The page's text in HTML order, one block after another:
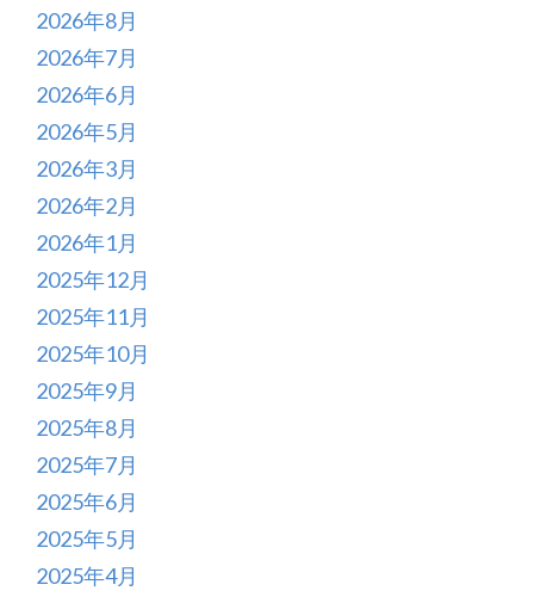
2026年8月
2026年7月
2026年6月
2026年5月
2026年3月
2026年2月
2026年1月
2025年12月
2025年11月
2025年10月
2025年9月
2025年8月
2025年7月
2025年6月
2025年5月
2025年4月